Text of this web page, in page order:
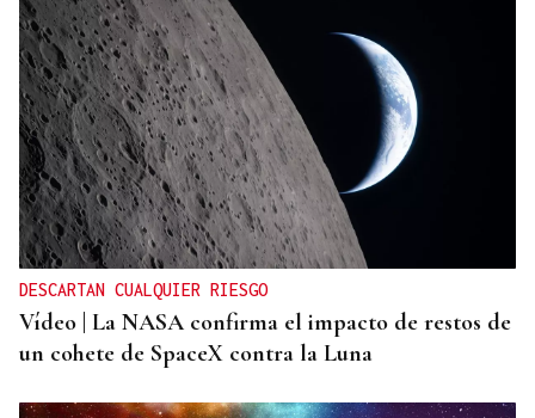
DESCARTAN CUALQUIER RIESGO
Vídeo | La NASA confirma el impacto de restos de
un cohete de SpaceX contra la Luna